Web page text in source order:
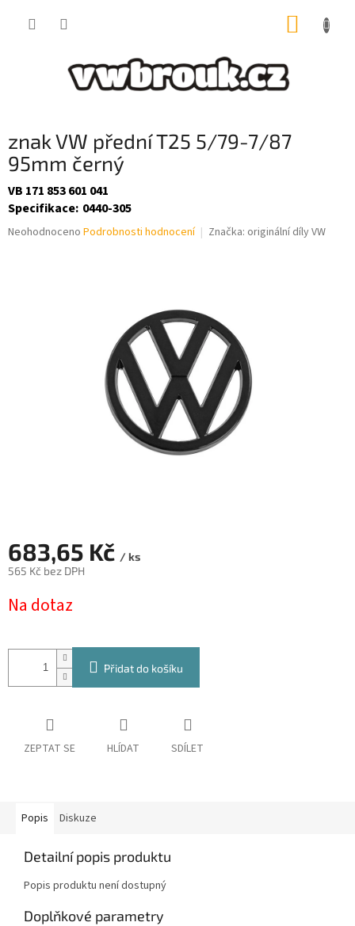
znak VW přední T25 5/79-7/87
95mm černý
VB 171 853 601 041
Specifikace: 0440-305
Průměrné
Neohodnoceno Podrobnosti hodnocení Značka: originální díly VW
683,65 Kč / ks
565 Kč bez DPH
cena:
Na dotaz
Přidat do košíku
ZEPTAT SE HLÍDAT SDÍLET
Popis Diskuze
Detailní popis produktu
Popis produktu není dostupný
Doplňkové parametry